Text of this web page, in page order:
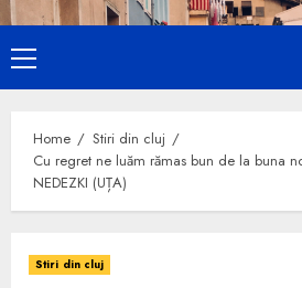
Primary
Menu
Home
Stiri din cluj
Cu regret ne luăm rămas bun de la buna
NEDEZKI (UȚA)
Stiri din cluj